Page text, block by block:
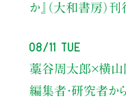
か』（大和書房）
08/11 Tue
藁谷周太郎×横山
編集者・研究者か